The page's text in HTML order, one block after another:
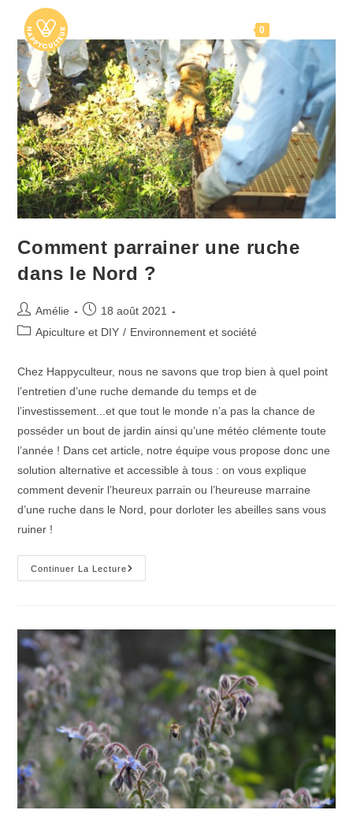
content
0
Comment parrainer une ruche
dans le Nord ?
Auteur/autrice
de
Amélie
Publication
publiée :
18 août 2021
PostApiculture et DIY / Environnement et société
Chez Happyculteur, nous ne savons que trop bien à quel point
l’entretien d’une ruche demande du temps et de
l’investissement...et que tout le monde n’a pas la chance de
posséder un bout de jardin ainsi qu’une météo clémente toute
l’année ! Dans cet article, notre équipe vous propose donc une
solution alternative et accessible à tous : on vous explique
comment devenir l’heureux parrain ou l’heureuse marraine
d’une ruche dans le Nord, pour dorloter les abeilles sans vous
ruiner !
Continuer La LectureComment
Parrainer